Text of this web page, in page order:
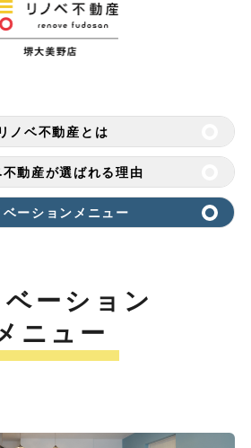
リノベ不動産とは
不動産が選ばれる理由
ベーションメニュー
ベーション
ニュー